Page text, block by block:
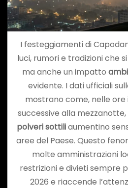
I festeggiamenti di
luci, rumori e tradizioni che
ma anche un impatto
evidente. I dati ufficiali
mostrano come, nelle
successive alla
polveri sottiliaumentino
aree del Paese. Questo
molte amministrazioni
restrizioni e divieti sempre
2026 e riaccende